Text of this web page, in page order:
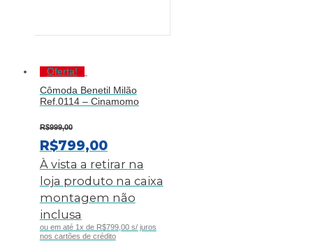
Oferta!
Cômoda Benetil Milão
Ref.0114 – Cinamomo
R$999,00
O
PREÇO
ORIGINAL
ERA:
R$999,00.
R$799,00O
PREÇO
ATUAL
É:
À vista a retirar na
loja produto na caixa
montagem não
inclusa
ou em até 1x de R$799,00 s/ juros
nos cartões de crédito